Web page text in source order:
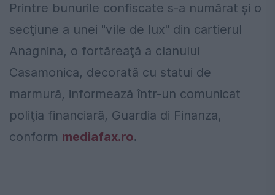
Printre bunurile confiscate s-a numărat și o
secţiune a unei "vile de lux" din cartierul
Anagnina, o fortăreaţă a clanului
Casamonica, decorată cu statui de
marmură, informează într-un comunicat
poliţia financiară, Guardia di Finanza,
conform mediafax.ro.